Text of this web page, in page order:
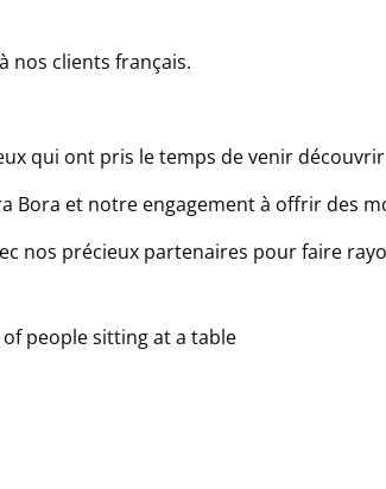
nos clients français.
qui ont pris le temps de venir
Bora et notre engagement à offrir des
nos précieux partenaires pour faire